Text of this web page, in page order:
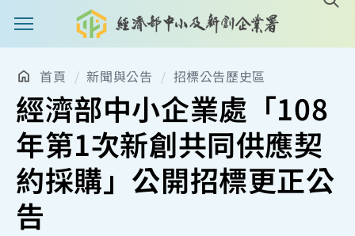
主選單案扭
首頁 新聞與公告 招標公告歷史區
經濟部中小企業處「108
年第1次新創共同供應契
約採購」公開招標更正公
告